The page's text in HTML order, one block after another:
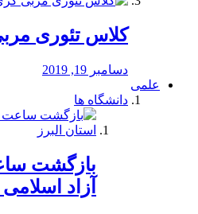
کلاس تئوری مربی
دسامبر 19, 2019
علمی
دانشگاه ها
بازگشت
آزاد